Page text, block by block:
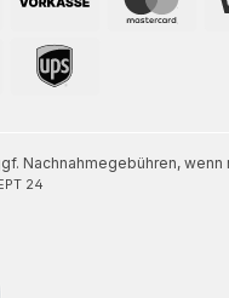
Nachnahmegebühren,
24